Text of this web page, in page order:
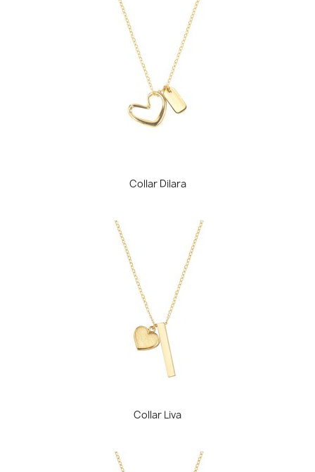
Collar Dilara
Collar Liva